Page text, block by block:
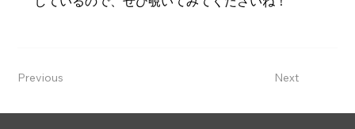
Next
Previous